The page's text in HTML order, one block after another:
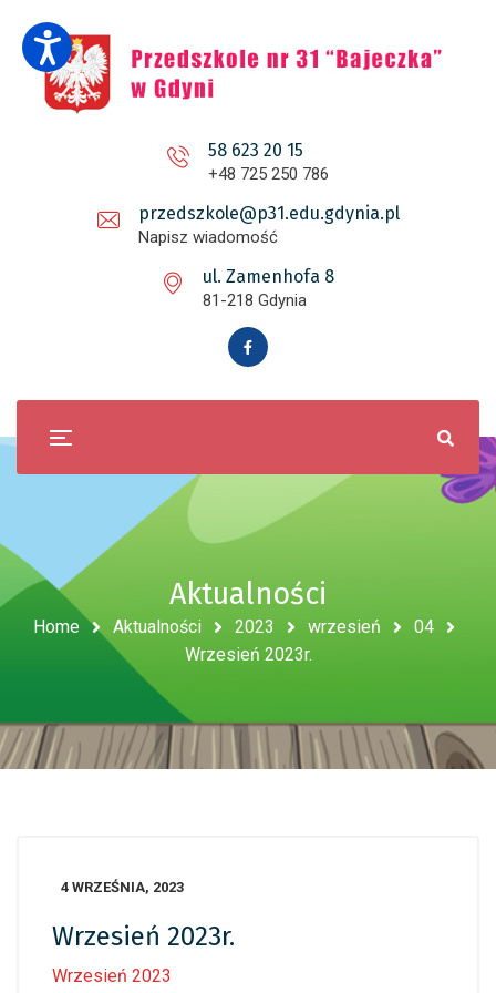
58 623 20 15
+48 725 250 786
przedszkole@p31.edu.gdynia.pl
Napisz wiadomość
ul. Zamenhofa 8
81-218 Gdynia
Aktualności
Home Aktualności 2023 wrzesień
04
Wrzesień 2023r.
4 WRZEŚNIA, 2023
Wrzesień 2023r.
Wrzesień 2023